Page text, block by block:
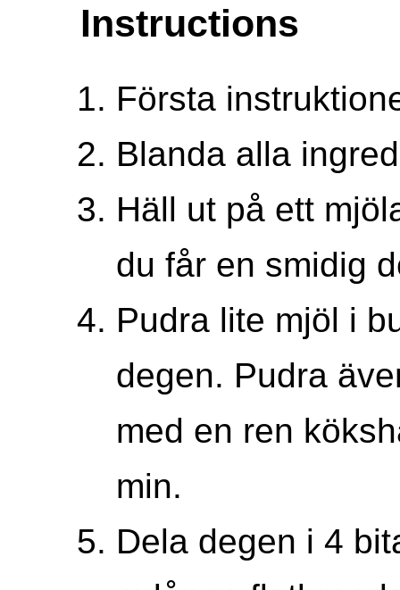
Instructions
Första
Blanda alla
Häll ut på ett
du får en smidig
Pudra lite mjöl i
degen. Pudra
med en ren
min.
Dela degen i 4